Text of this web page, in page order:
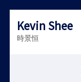
Kevin Shee
時景恒